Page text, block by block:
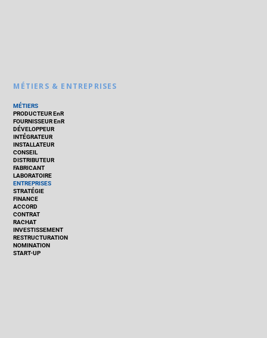
MÉTIERS & ENTREPRISES
MÉTIERS
PRODUCTEUR EnR
FOURNISSEUR EnR
DÉVELOPPEUR
INTÉGRATEUR
INSTALLATEUR
CONSEIL
DISTRIBUTEUR
FABRICANT
LABORATOIRE
ENTREPRISES
STRATÉGIE
FINANCE
ACCORD
CONTRAT
RACHAT
INVESTISSEMENT
RESTRUCTURATION
NOMINATION
START-UP